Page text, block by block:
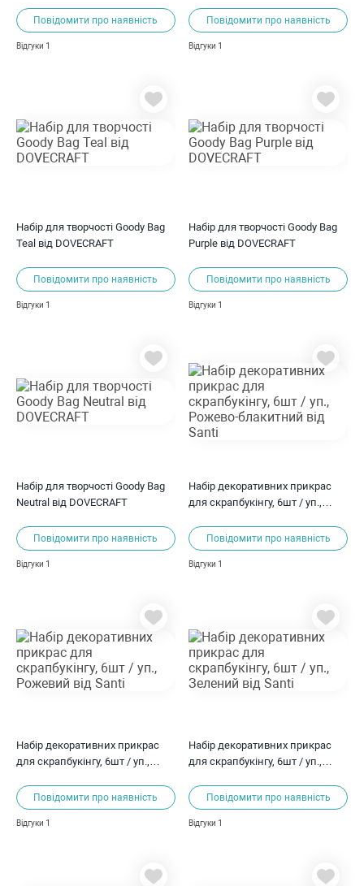
Повідомити про наявність
Відгуки 1
Повідомити про наявність
Відгуки 1
Набір для творчості Goody Bag
Teal від DOVECRAFT
Повідомити про наявність
Відгуки 1
Набір для творчості Goody Bag
Purple від DOVECRAFT
Повідомити про наявність
Відгуки 1
Набір для творчості Goody Bag
Neutral від DOVECRAFT
Повідомити про наявність
Відгуки 1
Набір декоративних прикрас
для скрапбукінгу, 6шт / уп.,
Повідомити про наявність
Відгуки 1
Набір декоративних прикрас
для скрапбукінгу, 6шт / уп.,
Повідомити про наявність
Відгуки 1
Набір декоративних прикрас
для скрапбукінгу, 6шт / уп.,
Повідомити про наявність
Відгуки 1